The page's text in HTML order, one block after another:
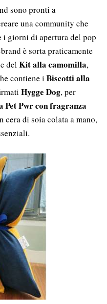
sono pronti a
una community che
giorni di apertura del pop
è sorta praticamente
delKit alla camomilla,
contiene i Biscotti alla
Hygge Dog, per
Pet Pwr con fragranza
cera di soia colata a mano,